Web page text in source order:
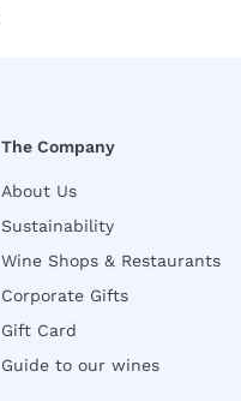
The Company
About Us
Sustainability
Wine Shops & Restaurants
Corporate Gifts
Gift Card
Guide to our wines